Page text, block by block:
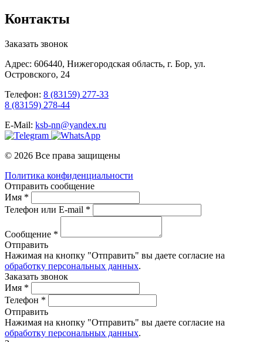
Контакты
Заказать звонок
Адрес: 606440, Нижегородская область, г. Бор, ул.
Островского, 24
Телефон: 8 (83159) 277-33
8 (83159) 278-44
E-Mail: ksb-nn@yandex.ru
© 2026 Все права защищены
Политика конфиденциальности
Отправить сообщение
Имя *
Телефон или E-mail *
Сообщение *
Отправить
Нажимая на кнопку "Отправить" вы даете согласие на
обработку персональных данных.
Заказать звонок
Имя *
Телефон *
Отправить
Нажимая на кнопку "Отправить" вы даете согласие на
обработку персональных данных.